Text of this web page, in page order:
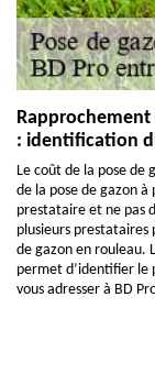
Rapprochement
: identification
Le coût de la pose de
de la pose de gazon
prestataire et ne pas
plusieurs prestataires
de gazon en rouleau.
permet d’identifier le
vous adresser à BD